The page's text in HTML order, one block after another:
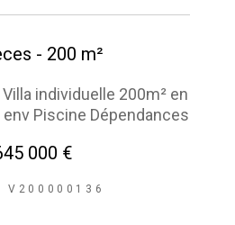
- 200 m²
individuelle 200m² en
env Piscine Dépendances
000 €
V200000136